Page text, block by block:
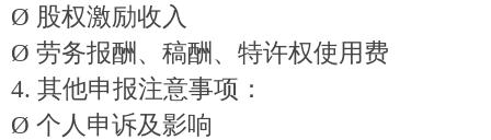
Ø 股权激励收入
Ø 劳务报酬、稿酬、特许权使用费
4. 其他申报注意事项：
Ø 个人申诉及影响